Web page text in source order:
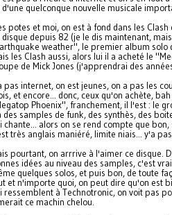
d'une quelconque nouvelle musicale
potes et moi, on est à fond dans les
disque depuis 82 (je le dis maintenant,
weather", le premier album solo
les Clash aussi, alors lui il a acheté le
de Mick Jones (j'apprendrai des
pas internet, on est jeunes, on a pas les
et encore... donc, ceux qu'on achète,
Phoenix", franchement, il l'est : le
des samples de funk, des synthès, des
chante... alors on se rend compte que
très anglais maniéré, limite niais... y'a
pourtant, on arrrive à l'aimer ce disque.
idées au niveau des samples, c'est
quelques solos, et puis bon, de toute
et n'importe quoi, on peut dire qu'on est
ressemblent à Technotronic, on voit pas
ce machin chelou.